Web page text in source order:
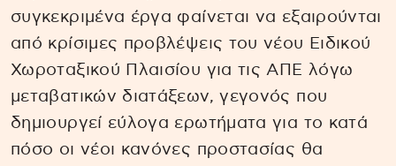
συγκεκριμένα έργα φαίνεται να εξαιρούνται
από κρίσιμες προβλέψεις του νέου Ειδικού
Χωροταξικού Πλαισίου για τις ΑΠΕ λόγω
μεταβατικών διατάξεων, γεγονός που
δημιουργεί εύλογα ερωτήματα για το κατά
πόσο οι νέοι κανόνες προστασίας θα